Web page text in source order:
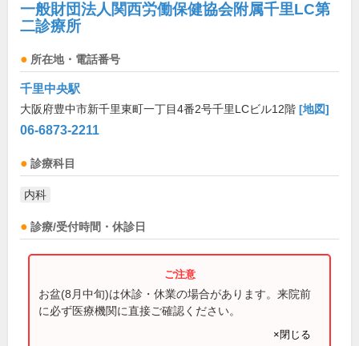
一般財団法人関西労働保健協会附属千里LC第
二診療所
所在地・電話番号
千里中央駅
大阪府豊中市新千里東町一丁目4番2号千里LCビル12階 [地図]
06-6873-2211
診療科目
内科
診療/受付時間・休診日
お盆(8月中旬)は休診・休業の場合があります。来院前
に必ず医療機関に直接ご確認ください。
×閉じる